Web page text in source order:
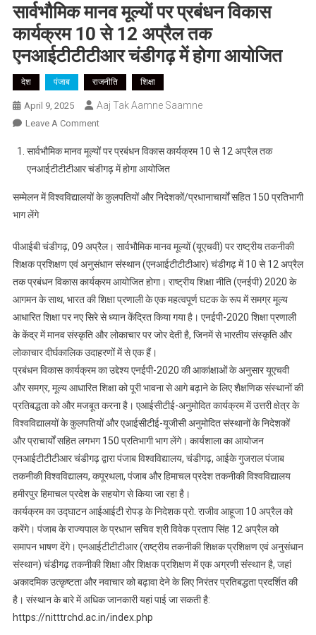
सार्वभौमिक मानव मूल्यों पर प्रबंधन विकास
कार्यक्रम 10 से 12 अप्रैल तक
एनआईटीटीटीआर चंडीगढ़ में होगा आयोजित
देश पंजाब राजनीति शिक्षा
April 9, 2025 Aaj Tak Aamne Saamne
Leave A CommentOn
मानव
मूल्यों
प्रबंधन
10
से
12
अप्रैल
तक
एनआईटीटीटीआर
चंडीगढ़
में
होगा
आयोजित
सार्वभौमिक मानव मूल्यों पर प्रबंधन विकास कार्यक्रम 10 से 12 अप्रैल तक
एनआईटीटीटीआर चंडीगढ़ में होगा आयोजित
सम्मेलन में विश्वविद्यालयों के कुलपतियों और निदेशकों/प्रधानाचार्यों सहित 150 प्रतिभागी
भाग लेंगे
पीआईबी चंडीगढ़, 09 अप्रैल। सार्वभौमिक मानव मूल्यों (यूएचवी) पर राष्ट्रीय तकनीकी
शिक्षक प्रशिक्षण एवं अनुसंधान संस्थान (एनआईटीटीटीआर) चंडीगढ़ में 10 से 12 अप्रैल
तक प्रबंधन विकास कार्यक्रम आयोजित होगा। राष्ट्रीय शिक्षा नीति (एनईपी) 2020 के
आगमन के साथ, भारत की शिक्षा प्रणाली के एक महत्वपूर्ण घटक के रूप में समग्र मूल्य
आधारित शिक्षा पर नए सिरे से ध्यान केंद्रित किया गया है। एनईपी-2020 शिक्षा प्रणाली
के केंद्र में मानव संस्कृति और लोकाचार पर जोर देती है, जिनमें से भारतीय संस्कृति और
लोकाचार दीर्घकालिक उदाहरणों में से एक हैं।
प्रबंधन विकास कार्यक्रम का उद्देश्य एनईपी-2020 की आकांक्षाओं के अनुसार यूएचवी
और समग्र, मूल्य आधारित शिक्षा को पूरी भावना से आगे बढ़ाने के लिए शैक्षणिक संस्थानों की
प्रतिबद्धता को और मजबूत करना है। एआईसीटीई-अनुमोदित कार्यक्रम में उत्तरी क्षेत्र के
विश्वविद्यालयों के कुलपतियों और एआईसीटीई-यूजीसी अनुमोदित संस्थानों के निदेशकों
और प्राचार्यों सहित लगभग 150 प्रतिभागी भाग लेंगे। कार्यशाला का आयोजन
एनआईटीटीटीआर चंडीगढ़ द्वारा पंजाब विश्वविद्यालय, चंडीगढ़, आईके गुजराल पंजाब
तकनीकी विश्वविद्यालय, कपूरथला, पंजाब और हिमाचल प्रदेश तकनीकी विश्वविद्यालय
हमीरपुर हिमाचल प्रदेश के सहयोग से किया जा रहा है।
कार्यक्रम का उद्घाटन आईआईटी रोपड़ के निदेशक प्रो. राजीव आहूजा 10 अप्रैल को
करेंगे। पंजाब के राज्यपाल के प्रधान सचिव श्री विवेक प्रताप सिंह 12 अप्रैल को
समापन भाषण देंगे। एनआईटीटीटीआर (राष्ट्रीय तकनीकी शिक्षक प्रशिक्षण एवं अनुसंधान
संस्थान) चंडीगढ़ तकनीकी शिक्षा और शिक्षक प्रशिक्षण में एक अग्रणी संस्थान है, जहां
अकादमिक उत्कृष्टता और नवाचार को बढ़ावा देने के लिए निरंतर प्रतिबद्धता प्रदर्शित की
है। संस्थान के बारे में अधिक जानकारी यहां पाई जा सकती है:
https://nitttrchd.ac.in/index.php